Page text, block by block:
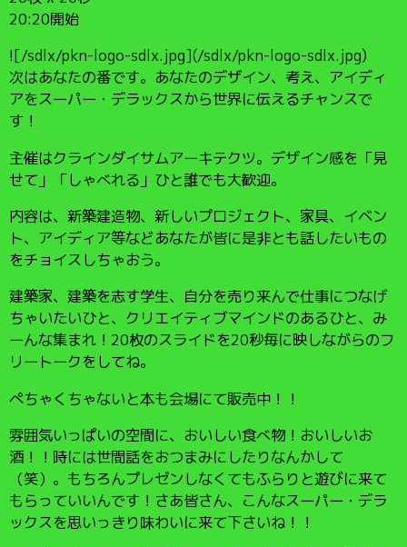
20:20開始
![/sdlx/pkn-logo-sdlx.jpg](/sdlx/pkn-logo-sdlx.jpg)
次はあなたの番です。あなたのデザイン、考え、アイディ
アをスーパー・デラックスから世界に伝えるチャンスで
す！
主催はクラインダイサムアーキテクツ。デザイン感を「見
せて」「しゃべれる」ひと誰でも大歓迎。
内容は、新築建造物、新しいプロジェクト、家具、イベン
ト、アイディア等などあなたが皆に是非とも話したいもの
をチョイスしちゃおう。
建築家、建築を志す学生、自分を売り来んで仕事につなげ
ちゃいたいひと、クリエイティブマインドのあるひと、み
ーんな集まれ！20枚のスライドを20秒毎に映しながらのフ
リートークをしてね。
ぺちゃくちゃないと本も会場にて販売中！！
雰囲気いっぱいの空間に、おいしい食べ物！おいしいお
酒！！時には世間話をおつまみにしたりなんかして
（笑）。もちろんプレゼンしなくてもふらりと遊びに来て
もらっていいんです！さあ皆さん、こんなスーパー・デラ
ックスを思いっきり味わいに来て下さいね！！